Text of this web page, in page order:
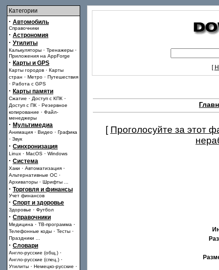
Категории
· Автомобиль
Справочники
· Астрономия
· Утилиты
Калькуляторы · Тренажеры ·
Приложения на AppForge
· Карты и GPS
Карты городов · Карты
стран · Метро · Путешествия
· Работа с GPS
· Карты памяти
Сжатие · Доступ с КПК ·
Доступ с ПК · Резервное
копирование · Файл-
менеджеры
· Мультимедиа
Анимация · Видео · Графика
· Звук
· Синхронизация
Linux · MacOS · Windows
· Система
Хаки · Автоматизация ·
Альтернативные ОС ·
Архиваторы · Шрифты
· Торговля и финансы
Учет финансов
· Спорт и здоровье
Здоровье · Футбол
· Справочники
Медицина · ТВ-программа ·
Телефонные коды · Тесты ·
Праздники
· Словари
Англо-русские (общ.) ·
Англо-русские (спец.) ·
Утилиты · Немецко-русские ·
[
[ Проголосуйте за этот